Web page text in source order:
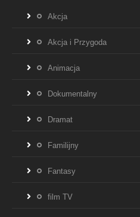
Akcja
Akcja i Przygoda
Animacja
Dokumentalny
Dramat
Familijny
Fantasy
film TV